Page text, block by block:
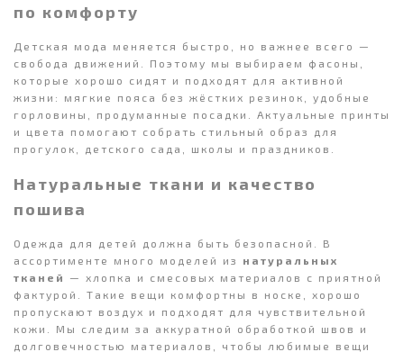
по комфорту
Детская мода меняется быстро, но важнее всего —
свобода движений. Поэтому мы выбираем фасоны,
которые хорошо сидят и подходят для активной
жизни: мягкие пояса без жёстких резинок, удобные
горловины, продуманные посадки. Актуальные принты
и цвета помогают собрать стильный образ для
прогулок, детского сада, школы и праздников.
Натуральные ткани и качество
пошива
Одежда для детей должна быть безопасной. В
ассортименте много моделей из натуральных
тканей
— хлопка и смесовых материалов с приятной
фактурой. Такие вещи комфортны в носке, хорошо
пропускают воздух и подходят для чувствительной
кожи. Мы следим за аккуратной обработкой швов и
долговечностью материалов, чтобы любимые вещи